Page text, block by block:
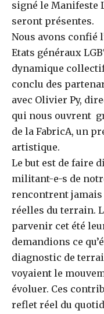
signé le Manifeste
seront présentes.
Nous avons confié
Etats généraux
dynamique
conclu des
avec Olivier Py,
qui nous ouvrent
de la FabricA, un
artistique.
Le but est de faire
militant-e-s de
rencontrent
réelles du terrain.
parvenir cet été
demandions ce
diagnostic de
voyaient le
évoluer. Ces
reflet réel du